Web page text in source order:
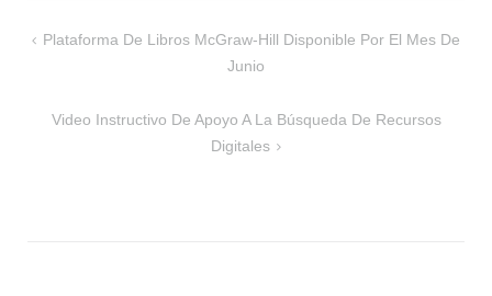
Navegación
Plataforma De Libros McGraw-Hill Disponible Por El Mes De
Junio
Video Instructivo De Apoyo A La Búsqueda De Recursos
Digitales